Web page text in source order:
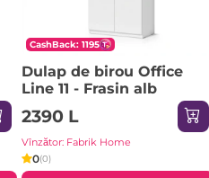
CashBack: 1195
Dulap de birou Office
Line 11 - Frasin alb
2390 L
Vînzător: Fabrik Home
0(0)